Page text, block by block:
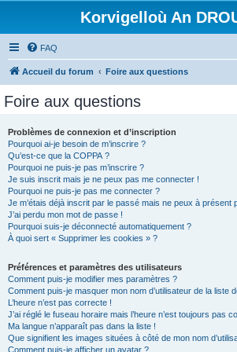
Korvigelloù An
FAQ
Accueil du forum Foire aux questions
Foire aux questions
Problèmes de connexion et d’inscription
Pourquoi ai-je besoin de m’inscrire ?
Qu’est-ce que la COPPA ?
Pourquoi ne puis-je pas m’inscrire ?
Je suis inscrit mais je ne peux pas me connecter !
Pourquoi ne puis-je pas me connecter ?
Je m’étais déjà inscrit par le passé mais ne peux à présent
J’ai perdu mon mot de passe !
Pourquoi suis-je déconnecté automatiquement ?
À quoi sert « Supprimer les cookies » ?
Préférences et paramètres des utilisateurs
Comment puis-je modifier mes paramètres ?
Comment puis-je masquer mon nom d’utilisateur de la liste
L’heure n’est pas correcte !
J’ai réglé le fuseau horaire mais l’heure n’est toujours pas
Ma langue n’apparaît pas dans la liste !
Que signifient les images situées à côté de mon nom
Comment puis-je afficher un avatar ?